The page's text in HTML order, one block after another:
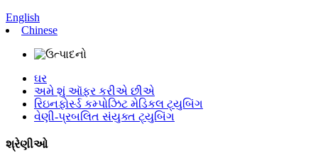
English
Chinese
ઘર
અમે શું ઑફર કરીએ છીએ
રિઇનફોર્સ્ડ કમ્પોઝિટ મેડિકલ ટ્યુબિંગ
વેણી-પ્રબલિત સંયુક્ત ટ્યુબિંગ
શ્રેણીઓ